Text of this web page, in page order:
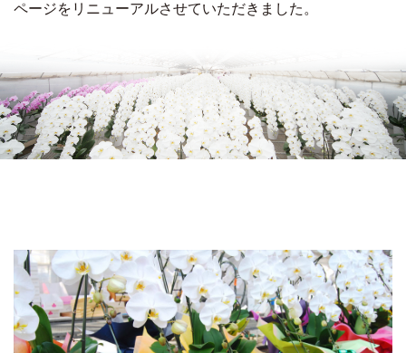
ページをリニューアルさせていただきました。